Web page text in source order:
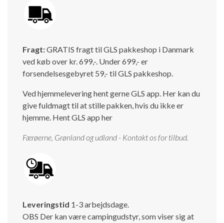
Fragt:GRATIS fragt til GLS pakkeshop i Danmark
ved køb over kr. 699,-. Under 699,- er
forsendelsesgebyret 59,- til GLS pakkeshop.
Ved hjemmelevering hent gerne GLS app. Her kan du
give fuldmagt til at stille pakken, hvis du ikke er
hjemme. Hent GLS app her
Færøerne, Grønland og udland - Kontakt os for tilbud.
Leveringstid 1-3 arbejdsdage.
OBS Der kan være campingudstyr, som viser sig at